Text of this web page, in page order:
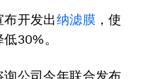
开发出纳滤膜 ，使
30%。
公司今年联合发布